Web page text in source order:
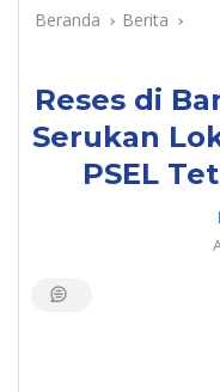
Beranda Berita
Reses di
Serukan
PSEL